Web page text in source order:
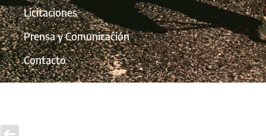
Licitaciones
Prensa y Comunicación
Contacto